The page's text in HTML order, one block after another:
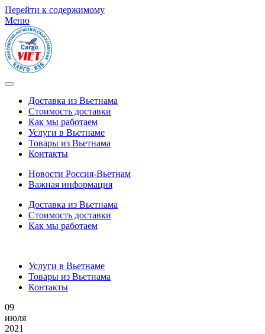
Перейти к содержимому
Меню
Доставка из Вьетнама
Стоимость доставки
Как мы работаем
Услуги в Вьетнаме
Товары из Вьетнама
Контакты
Новости Россия-Вьетнам
Важная информация
Доставка из Вьетнама
Стоимость доставки
Как мы работаем
Услуги в Вьетнаме
Товары из Вьетнама
Контакты
09
июля
2021